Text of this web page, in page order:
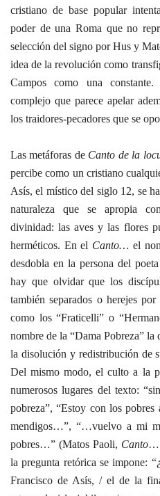
cristiano de base popular
poder de una Roma que no
selección del signo por Hus y
idea de la revolución como
Campos como una
complejo que parece apelar
los traidores-pecadores que se
Las metáforas de Canto de la
percibe como un cristiano
Asís, el místico del siglo 12, se
naturaleza que se apropia
divinidad: las aves y las flores
herméticos. En el Canto… el
desdobla en la persona del
hay que olvidar que los
también separados o herejes por
como los “Fraticelli” o
nombre de la “Dama Pobreza”
la disolución y redistribución de
Del mismo modo, el culto a la
numerosos lugares del texto:
pobreza”, “Estoy con los
mendigos…”, “…vuelvo a mi
pobres…” (Matos Paoli, Canto…
la pregunta retórica se impone:
Francisco de Asís, / el de la